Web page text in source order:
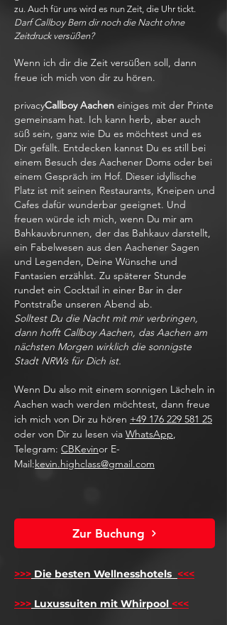
zu. Auch für uns wird es nun Zeit, die Uhr tickt.
Darf Callboy Bern dir noch die Nacht ohne
Zeitdruck versüßen?
Wenn ich dir die Zeit versüßen soll, dann
freue ich mich von dir zu hören.
privacyCallboy Aachen einiges mit der Printe
gemeinsam hat. Ich kann herb, aber auch
süß sein, ganz wie Du es möchtest und es
Dir gefällt. Entdecken kannst Du es still bei
einem Besuch des Aachener Doms oder bei
einem Gespräch im Hof. Dieser idyllische
Platz ist mit seinen Restaurants, Kneipen und
Cafes dafür wunderbar geeignet. Und
freuen würde ich mich, wenn Du mir am
Bahkauvbrunnen, der das Bahkauv darstellt,
ein Fabelwesen aus den Aachener Sagen
und Legenden, Deine Wünsche und
Fantasien erzählst. Zu späterer Stunde
rundet ein Cocktail in einer Bar in der
Pontstraße unseren Abend ab.
Solltest Du die Nacht mit mir verbringen,
dann hofft Callboy Aachen, das Aachen am
nächsten Morgen wirklich die sonnigste
Stadt NRWs für Dich ist.
Wenn Du also mit einem sonnigen Lächeln in
Aachen wach werden möchtest, dann freue
ich mich von Dir zu hören +49 176 229 581 25
oder von Dir zu lesen via WhatsApp,
Telegram: CBKevinor E-
Mail:kevin.highclass@gmail.com
Zur Buchung
>>> Die besten Wellnesshotels <<<
>>> Luxussuiten mit Whirpool <<<